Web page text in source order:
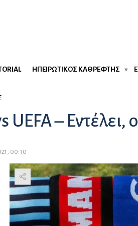
ΗΠΕΙΡΏΤΙΚΟΣ ΚΑΘΡΈΦΤΗΣ
UEFA – Εντέλει,
00:30